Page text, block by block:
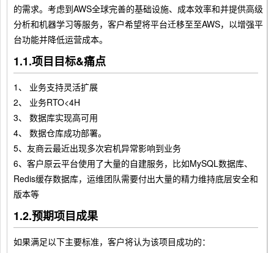
的需求。考虑到AWS全球完善的基础设施、成本效率和并提供高级
分析和机器学习等服务，客户希望将平台迁移至至AWS，以增强平
台功能并降低运营成本。
1.1.项目目标&痛点
1、 业务支持灵活扩展
2、 业务RTO<4H
3、 数据库实现高可用
4、 数据仓库成功部署。
5、友商云最近出现多次宕机异常影响到业务
6、客户原云平台使用了大量的自建服务，比如MySQL数据库、
Redis缓存数据库，运维团队需要付出大量的精力维持底层安全和
版本等
1.2.预期项目成果
如果满足以下主要标准，客户将认为该项目成功的：